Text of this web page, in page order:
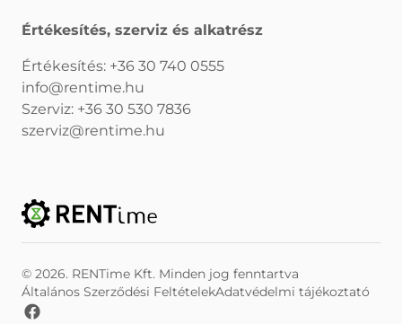
Értékesítés, szerviz és alkatrész
Értékesítés: +36 30 740 0555
info@rentime.hu
Szerviz: +36 30 530 7836
szerviz@rentime.hu
© 2026. RENTime Kft. Minden jog fenntartva
Általános Szerződési FeltételekAdatvédelmi tájékoztató